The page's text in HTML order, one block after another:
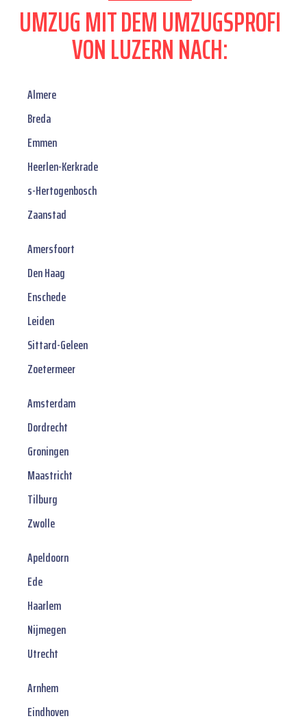
UMZUG MIT DEM UMZUGSPROFI
VON LUZERN NACH:
Almere
Breda
Emmen
Heerlen-Kerkrade
s-Hertogenbosch
Zaanstad
Amersfoort
Den Haag
Enschede
Leiden
Sittard-Geleen
Zoetermeer
Amsterdam
Dordrecht
Groningen
Maastricht
Tilburg
Zwolle
Apeldoorn
Ede
Haarlem
Nijmegen
Utrecht
Arnhem
Eindhoven